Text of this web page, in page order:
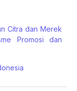
Citra dan Merek
Promosi dan